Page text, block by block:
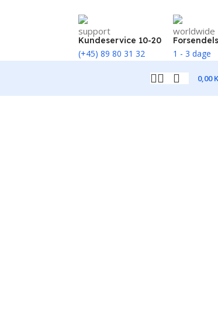
Kundeservice 10-20
(+45) 89 80 31 32 1 - 3 dage
0,00